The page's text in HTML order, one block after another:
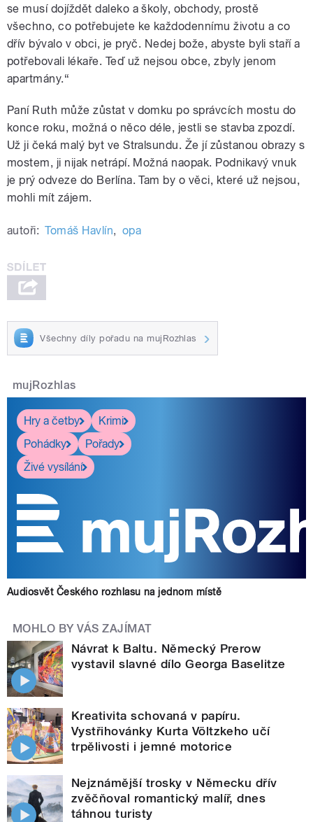
se musí dojíždět daleko a školy, obchody, prostě
všechno, co potřebujete ke každodennímu životu a co
dřív bývalo v obci, je pryč. Nedej bože, abyste byli staří a
potřebovali lékaře. Teď už nejsou obce, zbyly jenom
apartmány.“
Paní Ruth může zůstat v domku po správcích mostu do
konce roku, možná o něco déle, jestli se stavba zpozdí.
Už ji čeká malý byt ve Stralsundu. Že jí zůstanou obrazy s
mostem, ji nijak netrápí. Možná naopak. Podnikavý vnuk
je prý odveze do Berlína. Tam by o věci, které už nejsou,
mohli mít zájem.
autoři: Tomáš Havlín, opa
Všechny díly pořadu na mujRozhlas
mujRozhlas
Hry a četby
Krimi
Pohádky
Pořady
Živé vysílání
Audiosvět Českého rozhlasu na jednom místě
MOHLO BY VÁS ZAJÍMAT
Návrat k Baltu. Německý Prerow
vystavil slavné dílo Georga Baselitze
Kreativita schovaná v papíru.
Vystřihovánky Kurta Völtzkeho učí
trpělivosti i jemné motorice
Nejznámější trosky v Německu dřív
zvěčňoval romantický malíř, dnes
táhnou turisty